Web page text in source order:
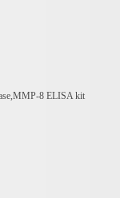
8 ELISA kit